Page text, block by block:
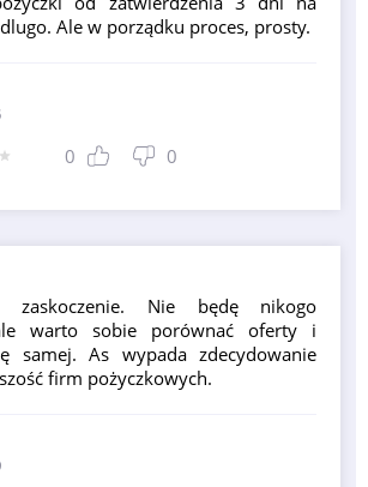
Ale w porządku proces, prosty.
0 0
zaskoczenie. Nie będę nikogo
warto sobie porównać oferty i
samej. As wypada zdecydowanie
firm pożyczkowych.